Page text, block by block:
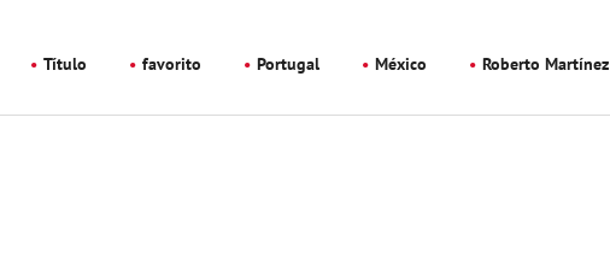
Título favorito Portugal México Roberto Martínez